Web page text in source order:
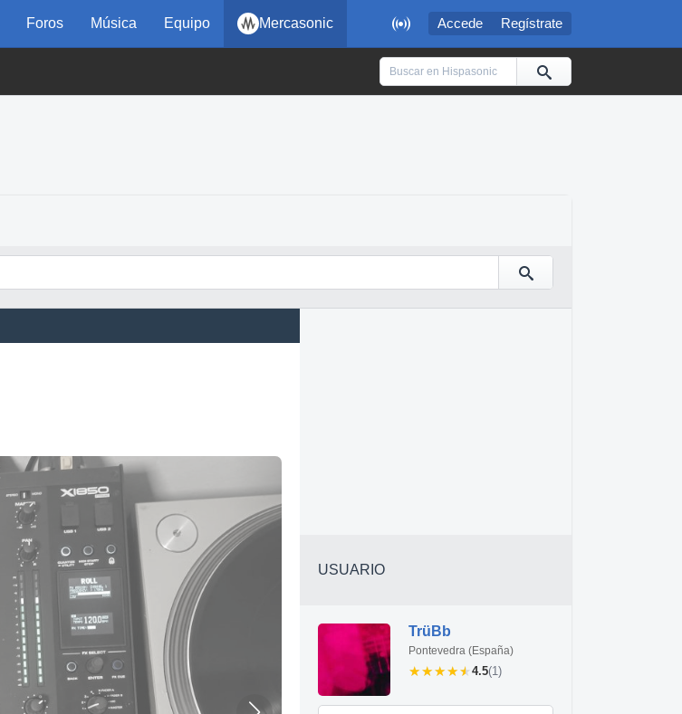
 Accede Regístrate
Foros Música Equipo Mercasonic
USUARIO
TrüBb
Pontevedra (España)
★★★★★
★★★★★ 4.5(1)